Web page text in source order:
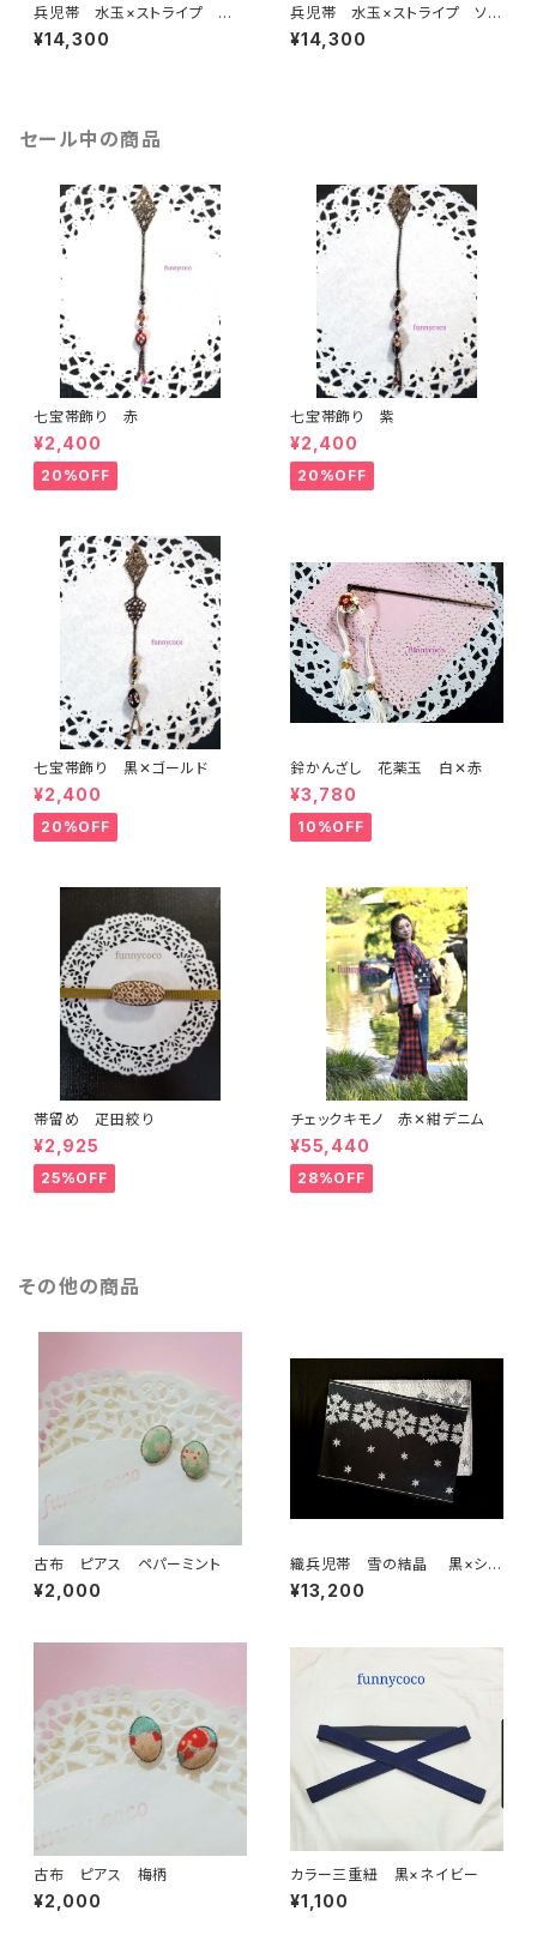
兵児帯 水玉×ストライプ 赤×
黒(リバーシブル)
¥14,300
兵児帯 水玉×ストライプ ソフ
トピンク(リバーシブル)
¥14,300
セール中の商品
七宝帯飾り 赤
¥2,400
20%OFF
七宝帯飾り 紫
¥2,400
20%OFF
七宝帯飾り 黒✕ゴールド
¥2,400
20%OFF
鈴かんざし 花薬玉 白✕赤
¥3,780
10%OFF
帯留め 疋田絞り
¥2,925
25%OFF
チェックキモノ 赤✕紺デニム
¥55,440
28%OFF
その他の商品
古布 ピアス ペパーミント
¥2,000
織兵児帯 雪の結晶 黒×シル
バー(リバーシブル)
¥13,200
古布 ピアス 梅柄
¥2,000
カラー三重紐 黒×ネイビー
¥1,100